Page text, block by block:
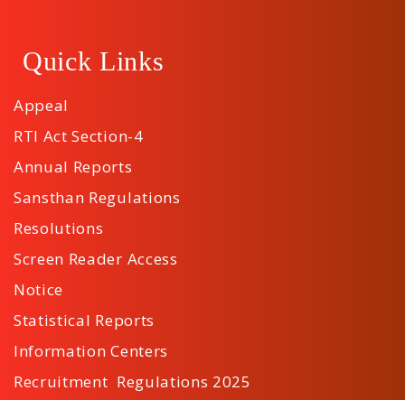
Quick Links
Appeal
RTI Act Section-4
Annual Reports
Sansthan Regulations
Resolutions
Screen Reader Access
Notice
Statistical Reports
Information Centers
Recruitment Regulations 2025